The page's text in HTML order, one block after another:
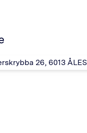
26, 6013